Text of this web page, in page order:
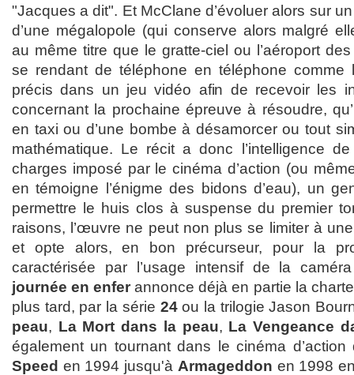
"Jacques a dit". Et McClane d’évoluer alors sur
d’une mégalopole (qui conserve alors malgré
au même titre que le gratte-ciel ou l’aéroport
se rendant de téléphone en téléphone comme
précis dans un jeu vidéo afin de recevoir les
concernant la prochaine épreuve à résoudre,
en taxi ou d’une bombe à désamorcer ou tout
mathématique. Le récit a donc l’intelligence
charges imposé par le cinéma d’action (ou
en témoigne l’énigme des bidons d’eau), un
permettre le huis clos à suspense du premier
raisons, l’œuvre ne peut non plus se limiter à
et opte alors, en bon précurseur, pour la
caractérisée par l’usage intensif de la
journée en enfer annonce déjà en partie la
plus tard, par la série 24ou la trilogie Jason
peau, La Mort dans la peau, La Vengeance
également un tournant dans le cinéma
Speed en 1994 jusqu'à Armageddon en 1998